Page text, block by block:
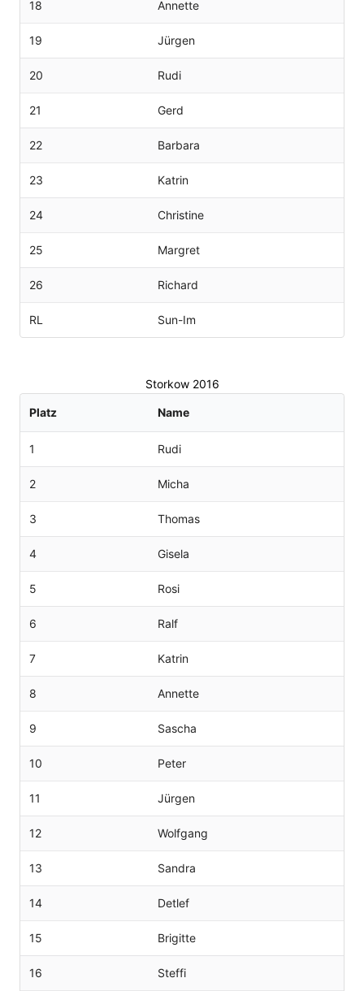
18 Annette
19 Jürgen
20 Rudi
21 Gerd
22 Barbara
23 Katrin
24 Christine
25 Margret
26 Richard
RL Sun-Im
Platz Name
Storkow 2016
1 Rudi
2 Micha
3 Thomas
4 Gisela
5 Rosi
6 Ralf
7 Katrin
8 Annette
9 Sascha
10 Peter
11 Jürgen
12 Wolfgang
13 Sandra
14 Detlef
15 Brigitte
16 Steffi